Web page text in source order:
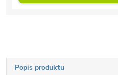
Popis produktu